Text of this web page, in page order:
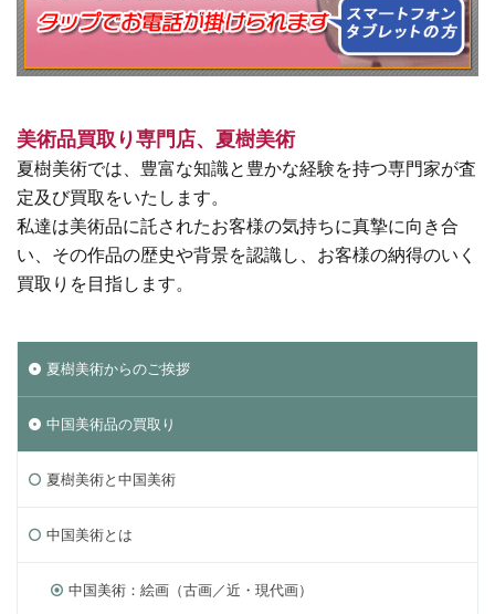
美術品買取り専門店、夏樹美術
夏樹美術では、豊富な知識と豊かな経験を持つ専門家が査
定及び買取をいたします。
私達は美術品に託されたお客様の気持ちに真摯に向き合
い、その作品の歴史や背景を認識し、お客様の納得のいく
買取りを目指します。
夏樹美術からのご挨拶
中国美術品の買取り
夏樹美術と中国美術
中国美術とは
中国美術：絵画（古画／近・現代画）